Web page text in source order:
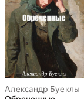
Александр Буеклы